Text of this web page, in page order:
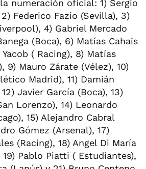
numeración oficial: 1) Sergio
Federico Fazio (Sevilla), 3)
4) Gabriel Mercado
(Boca), 6) Matías Cahais
( Racing), 8) Matías
9) Mauro Zárate (Vélez), 10)
Madrid), 11) Damián
Javier García (Boca), 13)
Lorenzo), 14) Leonardo
15) Alejandro Cabral
Gómez (Arsenal), 17)
(Racing), 18) Angel Di María
Pablo Piatti ( Estudiantes),